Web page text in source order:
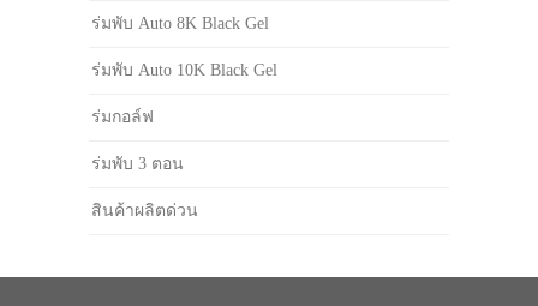
ร่มพับ Auto 8K Black Gel
ร่มพับ Auto 10K Black Gel
ร่มกอล์ฟ
ร่มพับ 3 ตอน
สินค้าผลิตด่วน